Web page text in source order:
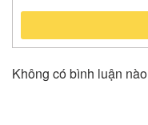
Không có bình luận nào